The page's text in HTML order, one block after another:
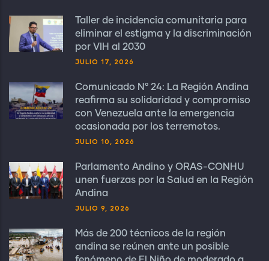
Taller de incidencia comunitaria para
eliminar el estigma y la discriminación
por VIH al 2030
JULIO 17, 2026
Comunicado N° 24: La Región Andina
reafirma su solidaridad y compromiso
con Venezuela ante la emergencia
ocasionada por los terremotos.
JULIO 10, 2026
Parlamento Andino y ORAS-CONHU
unen fuerzas por la Salud en la Región
Andina
JULIO 9, 2026
Más de 200 técnicos de la región
andina se reúnen ante un posible